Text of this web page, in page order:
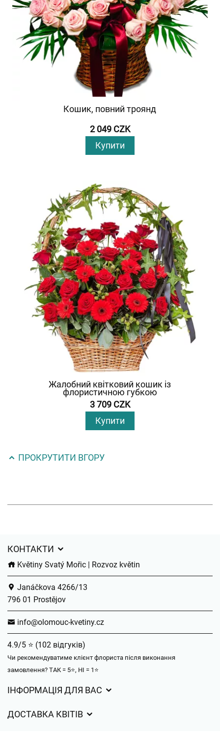
Кошик, повний троянд
2 049 CZK
Купити
Жалобний квітковий кошик із
флористичною губкою
3 709 CZK
Купити
ПРОКРУТИТИ ВГОРУ
КОНТАКТИ
Květiny Svatý Mořic | Rozvoz květin
Janáčkova 4266/13
796 01 Prostějov
info@olomouc-kvetiny.cz
4.9/5 ⭐ (102 відгуків)
Чи рекомендуватиме клієнт флориста після виконання
замовлення? ТАК = 5⭐, НІ = 1⭐
ІНФОРМАЦІЯ ДЛЯ ВАС
Захист персональних даних
ДОСТАВКА КВІТІВ